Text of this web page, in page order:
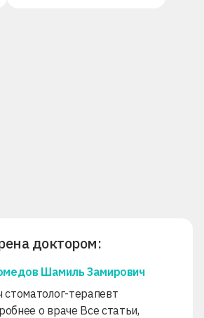
доктором:
Шамиль Замирович
стоматолог-терапевт
о враче Все статьи,